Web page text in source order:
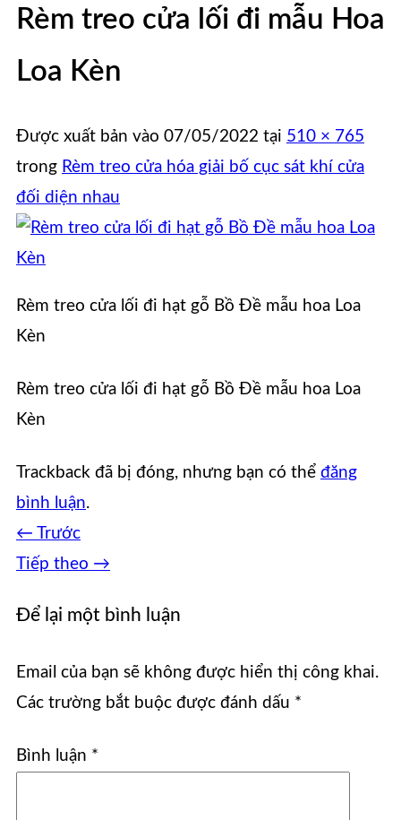
Rèm treo cửa lối đi mẫu Hoa
Loa Kèn
Được xuất bản vào 07/05/2022 tại 510 × 765
trong Rèm treo cửa hóa giải bố cục sát khí cửa
đối diện nhau
Rèm treo cửa lối đi hạt gỗ Bồ Đề mẫu hoa Loa
Kèn
Rèm treo cửa lối đi hạt gỗ Bồ Đề mẫu hoa Loa
Kèn
Trackback đã bị đóng, nhưng bạn có thể đăng
bình luận.
← Trước
Tiếp theo →
Để lại một bình luận
Email của bạn sẽ không được hiển thị công khai.
Các trường bắt buộc được đánh dấu *
Bình luận *